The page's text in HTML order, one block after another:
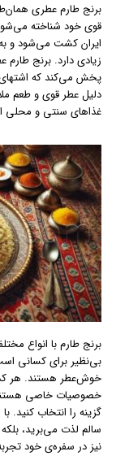
برنج طارم عطری
قوی خود شناخته
ایران کشت می‌شود و
زیادی دارد. برنج
پخش می‌کند که
دلیل عطر قوی و طعم
غذاهای سنتی و محلی
برنج طارم با انواع
بی‌نظیر برای کسانی
خوش‌عطر هستند. هر
خصوصیات خاصی هستند
گزینه را انتخاب کنید.
سالم لذت می‌برید،
نیز در سفره‌ی خود